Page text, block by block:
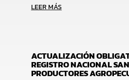
LEER MÁS
ACTUALIZACIÓN
REGISTRO NACIONAL
PRODUCTORES